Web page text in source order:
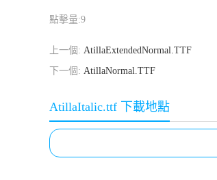
點擊量:9
上一個: AtillaExtendedNormal.TTF
下一個: AtillaNormal.TTF
AtillaItalic.ttf 下載地點